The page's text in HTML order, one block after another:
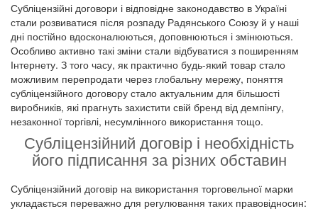
Субліцензійні договори і відповідне законодавство в Україні
стали розвиватися після розпаду Радянського Союзу й у наші
дні постійно вдосконалюються, доповнюються і змінюються.
Особливо активно такі зміни стали відбуватися з поширенням
Інтернету. З того часу, як практично будь-який товар стало
можливим перепродати через глобальну мережу, поняття
субліцензійного договору стало актуальним для більшості
виробників, які прагнуть захистити свій бренд від демпінгу,
незаконної торгівлі, несумлінного використання тощо.
Субліцензійний договір і необхідність
його підписання за різних обставин
Субліцензійний договір на використання торговельної марки
укладається переважно для регулювання таких правовідносин: